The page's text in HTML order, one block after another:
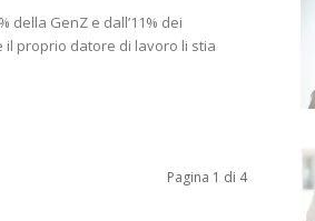
della GenZ e dall’11% dei
il proprio datore di lavoro li stia
Pagina 1 di 4